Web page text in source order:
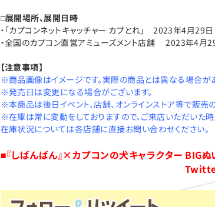
□展開場所、展開日時
・「カプコンネットキャッチャー カプとれ」 2023年4月29
・全国のカプコン直営アミューズメント店舗 2023年4月
【注意事項】
※商品画像はイメージです。実際の商品とは異なる場合が
※発売日は変更になる場合がございます。
※本商品は後日イベント、店舗、オンラインストア等で販売
※在庫は常に変動をしておりますので、ご来店いただいた
在庫状況については各店舗に直接お問い合わせください。
■『しばんばん』×カプコンの犬キャラクター BIG
Twitter フォロー＆RTキ